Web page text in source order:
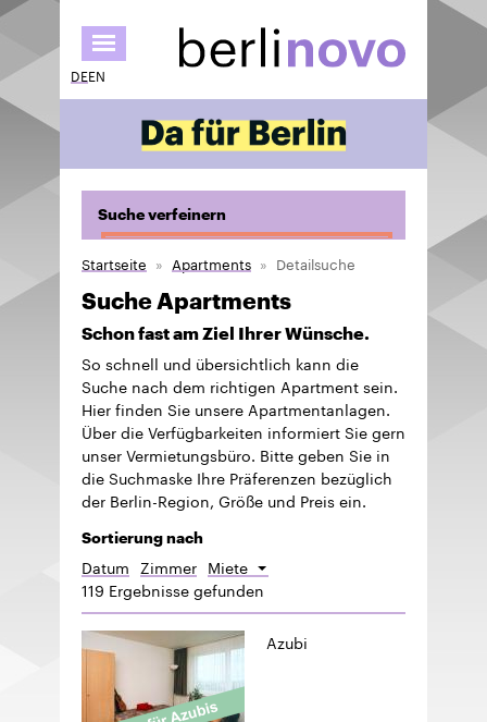
zum
Inhalt
DEEN
Suche verfeinern
Startseite Apartments Detailsuche
Suche Apartments
Schon fast am Ziel Ihrer Wünsche.
So schnell und übersichtlich kann die
Suche nach dem richtigen Apartment sein.
Hier finden Sie unsere Apartmentanlagen.
Über die Verfügbarkeiten informiert Sie gern
unser Vermietungsbüro. Bitte geben Sie in
die Suchmaske Ihre Präferenzen bezüglich
der Berlin-Region, Größe und Preis ein.
Sortierung nach
Datum Zimmer Miete Absteigend
sortieren
119 Ergebnisse gefunden
Azubi